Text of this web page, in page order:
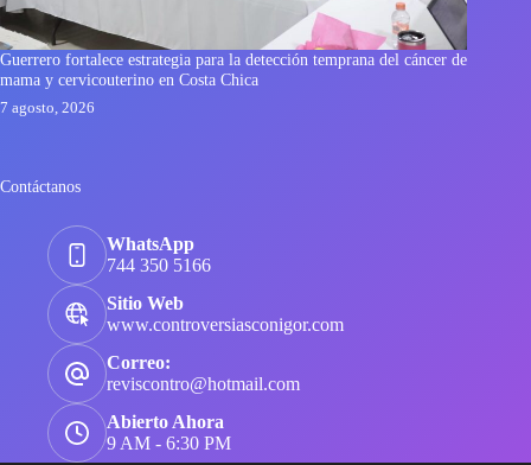
Guerrero fortalece estrategia para la detección temprana del cáncer de
mama y cervicouterino en Costa Chica
7 agosto, 2026
Contáctanos
WhatsApp
744 350 5166
Sitio Web
www.controversiasconigor.com
Correo:
reviscontro@hotmail.com
Abierto Ahora
9 AM - 6:30 PM